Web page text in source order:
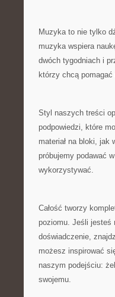
Muzyka to nie tylko
muzyka wspiera
dwóch tygodniach i
którzy chcą
Styl naszych treści
podpowiedzi, które
materiał na bloki, jak
próbujemy podawać
wykorzystywać.
Całość tworzy
poziomu. Jeśli jesteś
doświadczenie,
możesz inspirować
naszym podejściu:
swojemu.